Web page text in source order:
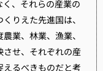
、それらの産業の
りえた先進国は、
業、林業、漁業、
させ、それぞれの産
るべきものだと考